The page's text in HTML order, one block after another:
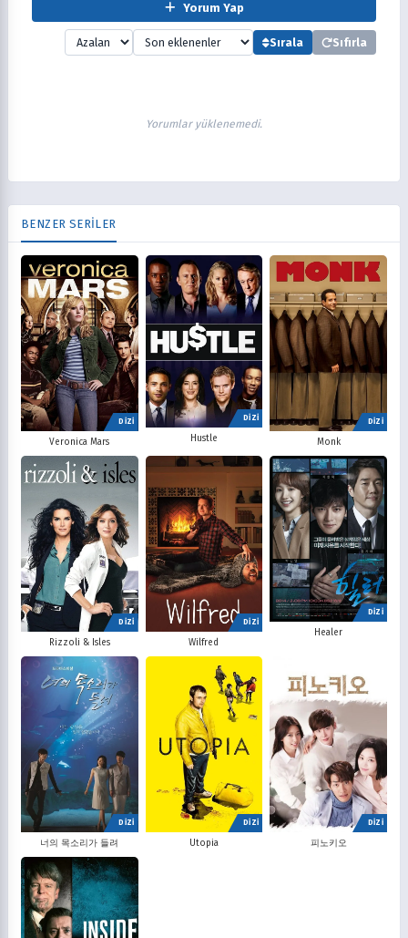
Yorum Yap
Sırala Sıfırla
Yorumlar yüklenemedi.
BENZER SERİLER
DİZİ
Veronica Mars
DİZİ
Hustle
DİZİ
Monk
DİZİ
Rizzoli & Isles
DİZİ
Wilfred
DİZİ
Healer
DİZİ
너의 목소리가 들려
DİZİ
Utopia
DİZİ
피노키오